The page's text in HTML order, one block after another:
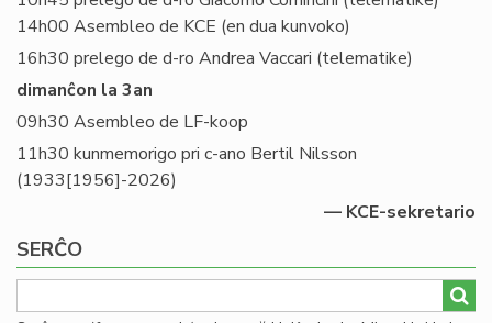
14h00 Asembleo de KCE (en dua kunvoko)
16h30 prelego de d-ro Andrea Vaccari (telematike)
dimanĉon la 3an
09h30 Asembleo de LF-koop
11h30 kunmemorigo pri c-ano Bertil Nilsson
(1933[1956]-2026)
— KCE-sekretario
SERĈO